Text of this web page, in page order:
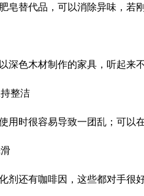
皂替代品，可以消除异味，若
深色木材制作的家具，听起来
整洁
用时很容易导致一团乱；可以
剂还有咖啡因，这些都对手很